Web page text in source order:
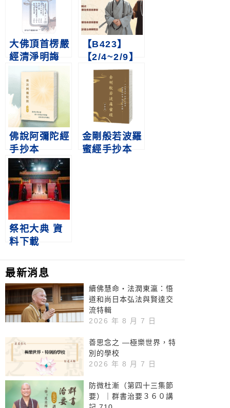
大佛頂首楞嚴
經清淨明誨
章/般若心經/
金剛般若研習
報告/大般若
經綱要 16GB
MP3 SD卡
【B423】
【2/4~2/9】
◆2025TiBE
台北國際書展
佛說阿彌陀經
手抄本
金剛般若波羅
蜜經手抄本
祭祀大典 資
料下載
最新消息
續佛慧命‧法潤東瀛：悟
道和尚日本弘法與賢達交
流特輯
2026 年 8 月 7 日
善思念之 —極樂世界，特
別的學校
2026 年 8 月 7 日
防微杜漸（第四十三集節
要）｜群書治要３６０講